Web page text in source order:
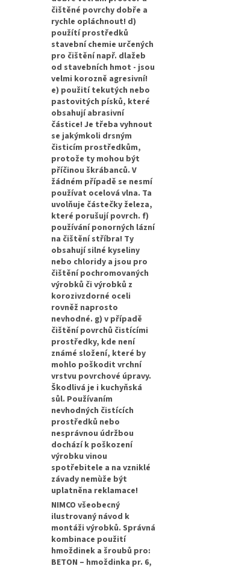
čištěné povrchy dobře a
rychle opláchnout! d)
použítí prostředků
stavební chemie určených
pro čištění např. dlažeb
od stavebních hmot - jsou
velmi korozně agresivní!
e) použití tekutých nebo
pastovitých písků, které
obsahují abrasivní
částice! Je třeba vyhnout
se jakýmkoli drsným
čisticím prostředkům,
protože ty mohou být
příčinou škrábanců. V
žádném případě se nesmí
používat ocelová vlna. Ta
uvolňuje částečky železa,
které porušují povrch. f)
používání ponorných lázní
na čištění stříbra! Ty
obsahují silné kyseliny
nebo chloridy a jsou pro
čištění pochromovaných
výrobků či výrobků z
korozivzdorné oceli
rovněž naprosto
nevhodné. g) v případě
čištění povrchů čistícími
prostředky, kde není
známé složení, které by
mohlo poškodit vrchní
vrstvu povrchové úpravy.
Škodlivá je i kuchyňská
sůl. Používaním
nevhodných čistících
prostředků nebo
nesprávnou údržbou
dochází k poškození
výrobku vinou
spotřebitele a na vzniklé
závady nemùže být
uplatněna reklamace!
NIMCO všeobecný
ilustrovaný návod k
montáži výrobků. Správná
kombinace použití
hmoždinek a šroubů pro:
BETON – hmoždinka pr. 6,